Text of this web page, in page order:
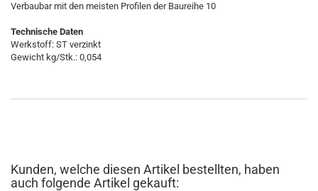
Verbaubar mit den meisten Profilen der Baureihe 10
Technische Daten
Werkstoff: ST verzinkt
Gewicht kg/Stk.: 0,054
Kunden, welche diesen Artikel bestellten, haben
auch folgende Artikel gekauft: